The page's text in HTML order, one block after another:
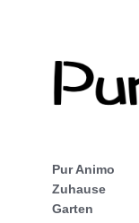
Pur Animo
Zuhause
Garten